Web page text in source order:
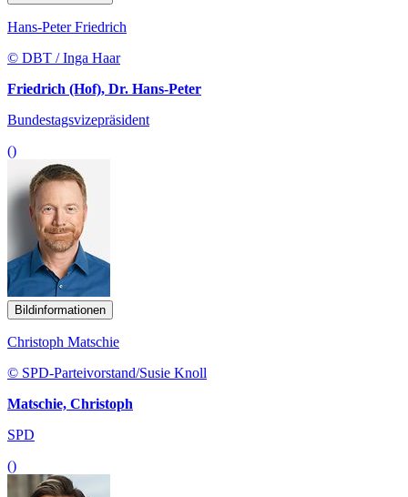
Hans-Peter Friedrich
© DBT / Inga Haar
Friedrich (Hof), Dr. Hans-Peter
Bundestagsvizepräsident
()
Bildinformationen
Christoph Matschie
© SPD-Parteivorstand/Susie Knoll
Matschie, Christoph
SPD
()